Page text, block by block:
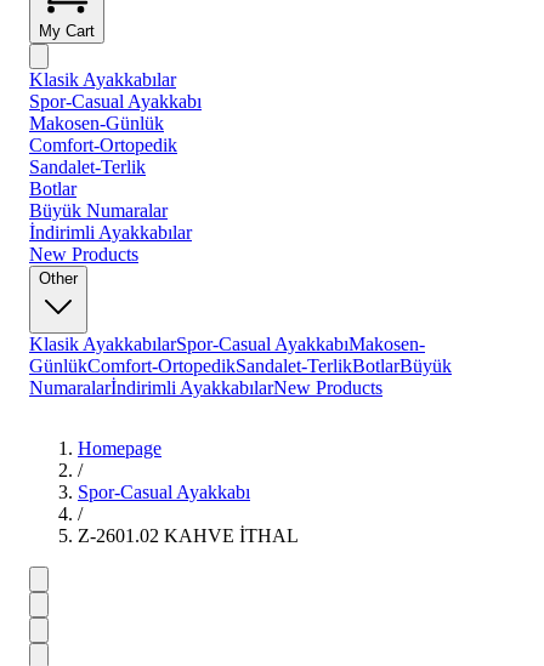
My Cart
Klasik Ayakkabılar
Spor-Casual Ayakkabı
Makosen-Günlük
Comfort-Ortopedik
Sandalet-Terlik
Botlar
Büyük Numaralar
İndirimli Ayakkabılar
New Products
Other
Klasik AyakkabılarSpor-Casual AyakkabıMakosen-
GünlükComfort-OrtopedikSandalet-TerlikBotlarBüyük
Numaralarİndirimli AyakkabılarNew Products
Homepage
/
Spor-Casual Ayakkabı
/
Z-2601.02 KAHVE İTHAL